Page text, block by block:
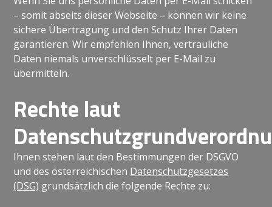
– somit abseits dieser Webseite – können wir keine
sichere Übertragung und den Schutz Ihrer Daten
garantieren. Wir empfehlen Ihnen, vertrauliche
Daten niemals unverschlüsselt per E-Mail zu
übermitteln.
Rechte laut
Ihnen stehen laut den Bestimmungen der DSGVO
und des österreichischen Datenschutzgesetzes
(DSG) grundsätzlich die folgende Rechte zu: